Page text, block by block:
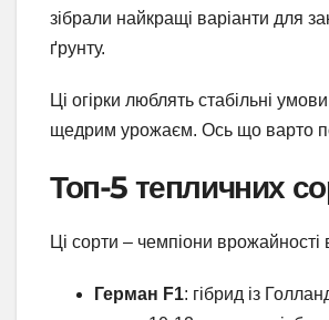
зібрали найкращі варіанти для
ґрунту.
Ці огірки люблять стабільні
щедрим урожаєм. Ось що варто
Топ-5 тепличних
Ці сорти – чемпіони врожайності
Герман F1: гібрид із